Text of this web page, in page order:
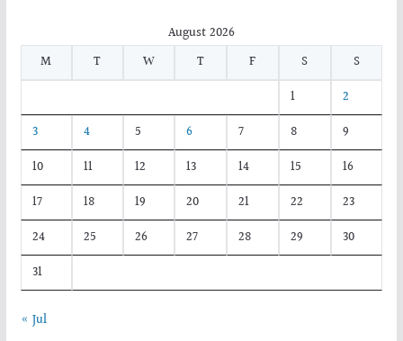
August 2026
M
T W T F S
S
1
2
3
4 5 6 7 8
9
10
11 12 13 14 15
16
17
18 19 20 21 22
23
24
25 26 27 28 29
30
31
« Jul